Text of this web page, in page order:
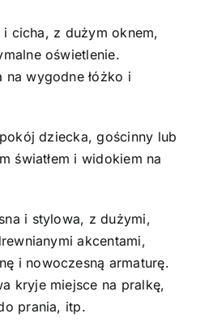
i cicha, z dużym oknem,
oświetlenie.
wygodne łóżko i
dziecka, gościnny lub
światłem i widokiem na
i stylowa, z dużymi,
akcentami,
i nowoczesną armaturę.
kryje miejsce na pralkę,
prania, itp.